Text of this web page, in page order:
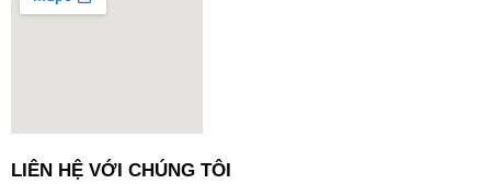
embedgooglemap.net
LIÊN HỆ VỚI CHÚNG TÔI